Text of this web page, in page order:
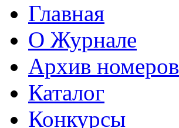
Главная
О Журнале
Архив номеров
Каталог
Конкурсы